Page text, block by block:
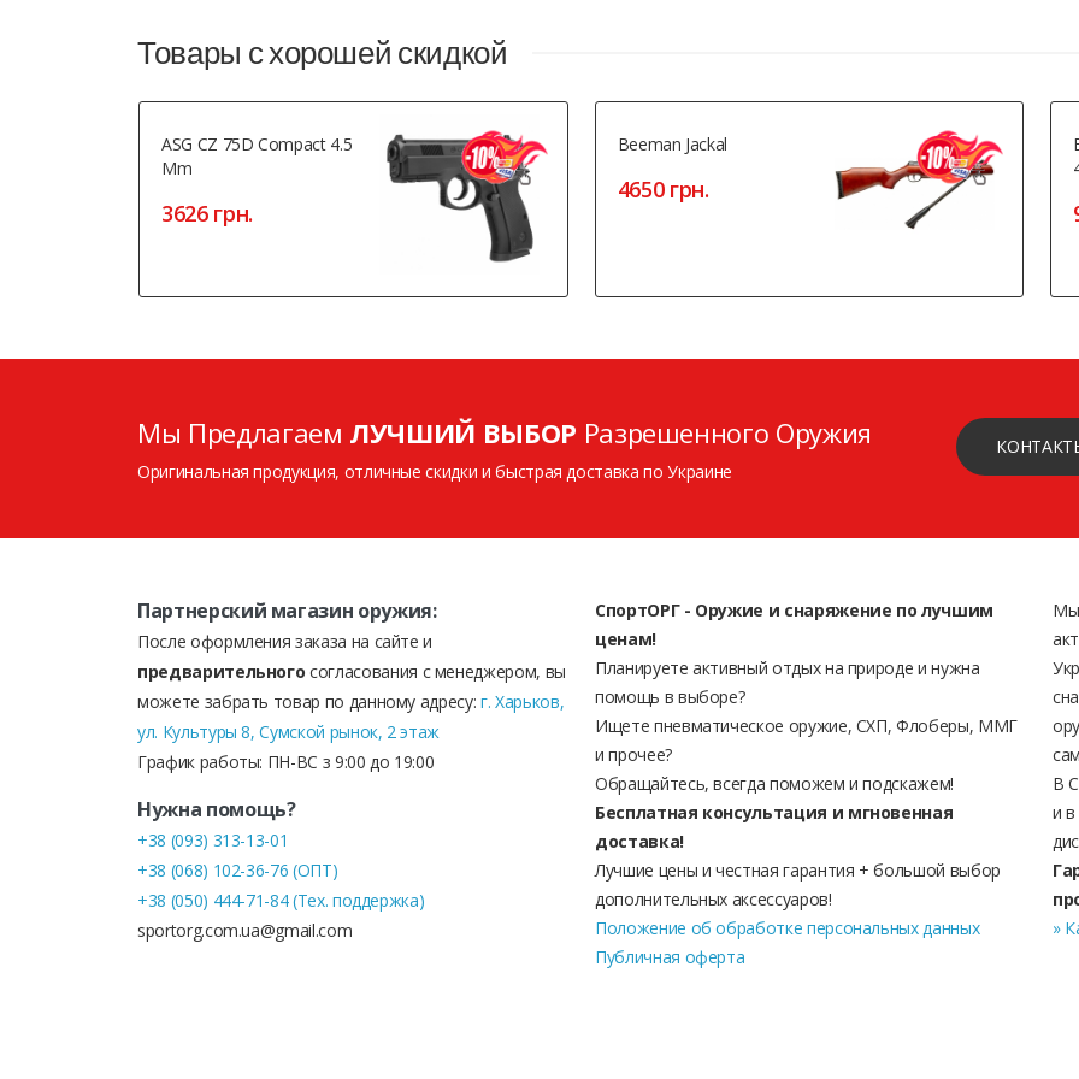
Товары с хорошей скидкой
ASG CZ 75D Compact 4.5
Mm
3626 грн.
Beeman Jackal
4650 грн.
Мы Предлагаем ЛУЧШИЙ ВЫБОР Разрешенного Оружия
Оригинальная продукция, отличные скидки и быстрая доставка по Украине
Партнерский магазин оружия:
После оформления заказа на сайте и
предварительного согласования с менеджером, вы
можете забрать товар по данному адресу: г. Харьков,
ул. Культуры 8, Сумской рынок, 2 этаж
График работы: ПН-ВС з 9:00 до 19:00
Нужна помощь?
+38 (093) 313-13-01
+38 (068) 102-36-76 (ОПТ)
+38 (050) 444-71-84 (Тех. поддержка)
sportorg.com.ua@gmail.com
СпортОРГ - Оружие и снаряжение по лучшим
ценам!
Планируете активный отдых на природе и нужна
помощь в выборе?
Ищете пневматическое оружие, СХП, Флоберы, ММГ
и прочее?
Обращайтесь, всегда поможем и подскажем!
Бесплатная консультация и мгновенная
доставка!
Лучшие цены и честная гарантия + большой выбор
дополнительных аксессуаров!
Положение об обработке персональных данных
Публичная оферта
Мы
В
и
»